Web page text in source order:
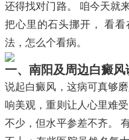
还得找对门路。 咱今天就
把心里的石头挪开， 看
法，怎么个看病。
一、南阳及周边白癜风
说起白癜风，这病可真够
响美观，重则让人心里难
不少，但水平参差不齐。